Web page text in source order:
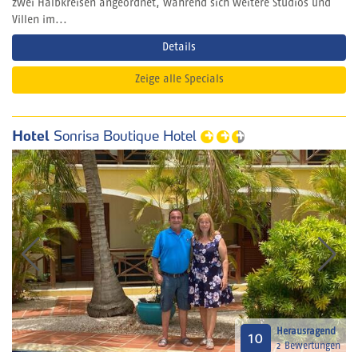
zwei Halbkreisen angeordnet, während sich weitere Studios und
Villen im...
Details
Zeige alle Specials
Hotel Sonrisa Boutique Hotel
10
Herausragend
2 Bewertungen